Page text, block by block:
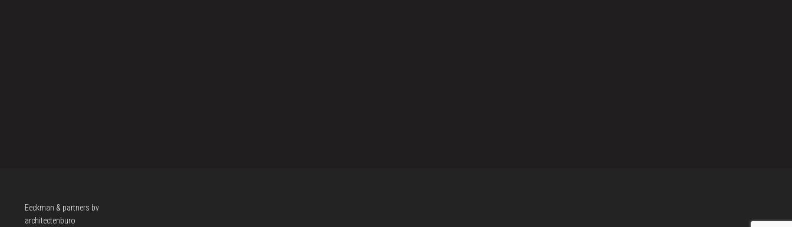
Eeckman & partners bv
architectenburo